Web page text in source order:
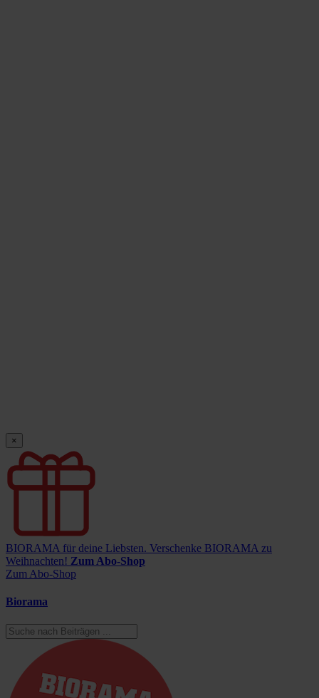
×
BIORAMA für deine Liebsten. Verschenke BIORAMA zu
Weihnachten! Zum Abo-Shop
Zum Abo-Shop
Biorama